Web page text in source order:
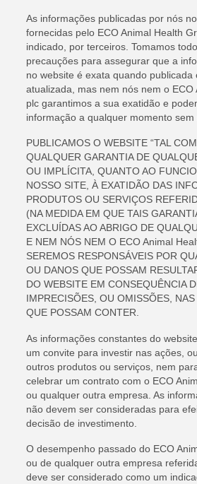
As informações publicadas por nós
fornecidas pelo ECO Animal Health
indicado, por terceiros. Tomamos
precauções para assegurar que a
no website é exata quando publicada
atualizada, mas nem nós nem o ECO
plc garantimos a sua exatidão e
informação a qualquer momento sem
PUBLICAMOS O WEBSITE “TAL
QUALQUER GARANTIA DE
OU IMPLÍCITA, QUANTO AO
NOSSO SITE, À EXATIDÃO DAS
PRODUTOS OU SERVIÇOS
(NA MEDIDA EM QUE TAIS
EXCLUÍDAS AO ABRIGO DE
E NEM NÓS NEM O ECO Animal
SEREMOS RESPONSÁVEIS POR
OU DANOS QUE POSSAM
DO WEBSITE EM CONSEQUÊNCIA
IMPRECISÕES, OU OMISSÕES,
QUE POSSAM CONTER.
As informações constantes do
um convite para investir nas ações,
outros produtos ou serviços, nem
celebrar um contrato com o ECO
ou qualquer outra empresa. As
não devem ser consideradas para
decisão de investimento.
O desempenho passado do ECO
ou de qualquer outra empresa
deve ser considerado como um